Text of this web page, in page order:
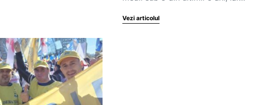
Vezi articolul